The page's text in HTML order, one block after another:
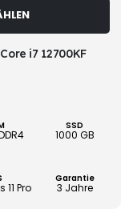
weist
i7 12700KF
SSD
1000 GB
Pro
Garantie
3 Jahre